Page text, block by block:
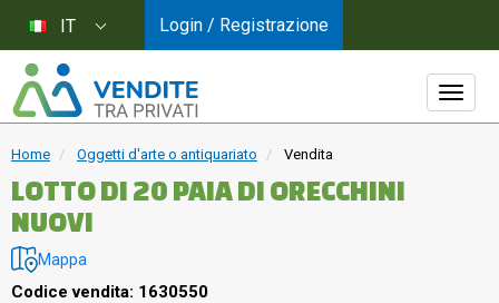
Home Oggetti d'arte o antiquariato Vendita
LOTTO DI 20 PAIA DI ORECCHINI
NUOVI
Mappa
Codice vendita: 1630550
IT Login / Registrazione